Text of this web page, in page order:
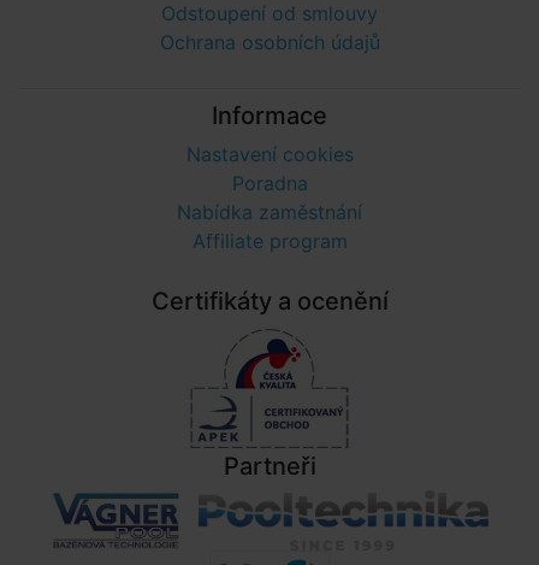
Odstoupení od smlouvy
Ochrana osobních údajů
Informace
Nastavení cookies
Poradna
Nabídka zaměstnání
Affiliate program
Certifikáty a ocenění
Partneři